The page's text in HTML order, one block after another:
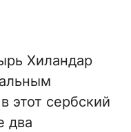
Хиландар
этот сербский
два